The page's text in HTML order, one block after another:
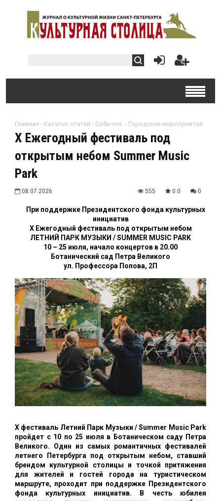
Главная › Каталог статей › События. › Городские мероприятия.
X Ежегодный фестиваль под
открытым небом Summer Music
Park
08.07.2026 555 0.0 0
При поддержке Президентского фонда культурных
инициатив
X Ежегодный фестиваль под открытым небом
ЛЕТНИЙ ПАРК МУЗЫКИ / SUMMER MUSIC PARK
10 – 25 июля, начало концертов в 20.00
Ботанический сад Петра Великого
ул. Профессора Попова, 2П
Х фестиваль Летний Парк Музыки / Summer Music Park
пройдет с 10 по 25 июля в Ботаническом саду Петра
Великого. Один из самых романтичных фестивалей
летнего Петербурга под открытым небом, ставший
брендом культурной столицы и точкой притяжения
для жителей и гостей города на туристическом
маршруте, проходит при поддержке Президентского
фонда культурных инициатив. В честь юбилея